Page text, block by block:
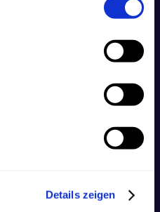
Details zeigen